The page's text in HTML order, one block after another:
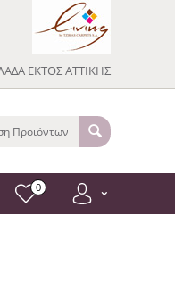
ΕΚΤΟΣ ΑΤΤΙΚΗΣ
0